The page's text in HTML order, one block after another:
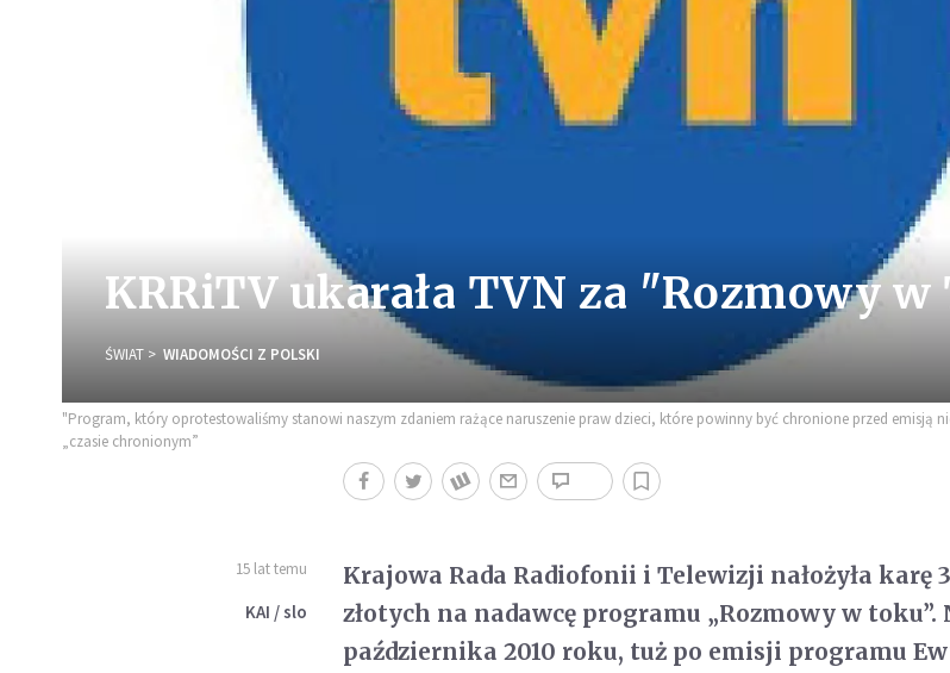
KRRiTV ukarała TVN za "Rozmowy
ŚWIAT WIADOMOŚCI Z POLSKI
"Program, który oprotestowaliśmy stanowi naszym zdaniem rażące naruszenie praw dzieci, które powinny być chronione przed emisją
„czasie chronionym”
15 lat temu
KAI / slo
Krajowa Rada Radiofonii i Telewizji nałożyła karę
złotych na nadawcę programu „Rozmowy w toku”.
października 2010 roku, tuż po emisji programu